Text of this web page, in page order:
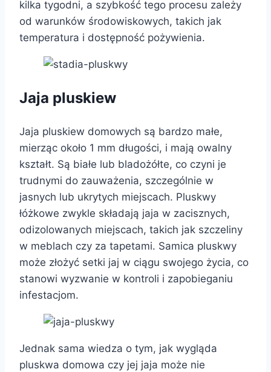
kilka tygodni, a szybkość tego procesu zależy
od warunków środowiskowych, takich jak
temperatura i dostępność pożywienia.
Jaja pluskiew
Jaja pluskiew domowych są bardzo małe,
mierząc około 1 mm długości, i mają owalny
kształt. Są białe lub bladożółte, co czyni je
trudnymi do zauważenia, szczególnie w
jasnych lub ukrytych miejscach. Pluskwy
łóżkowe zwykle składają jaja w zacisznych,
odizolowanych miejscach, takich jak szczeliny
w meblach czy za tapetami. Samica pluskwy
może złożyć setki jaj w ciągu swojego życia, co
stanowi wyzwanie w kontroli i zapobieganiu
infestacjom.
Jednak sama wiedza o tym, jak wygląda
pluskwa domowa czy jej jaja może nie